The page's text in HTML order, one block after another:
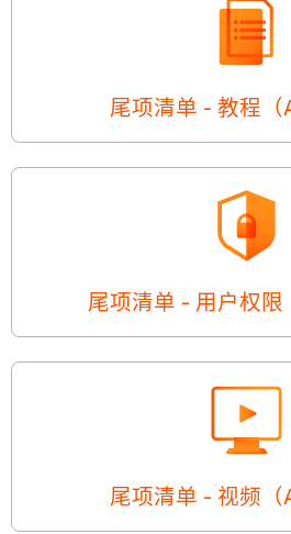
尾项清单 - 教程（
尾项清单 - 用户权限
尾项清单 - 视频（